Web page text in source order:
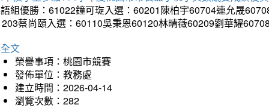
組優勝：61022鐘可琁入選：60201陳柏宇60704連允晟
蔡尚頤入選：60110吳秉恩60120林晴薇60209劉華耀
文
榮譽事項：桃園市競賽
發佈單位：教務處
建立時間：2026-04-14
瀏覽次數：282